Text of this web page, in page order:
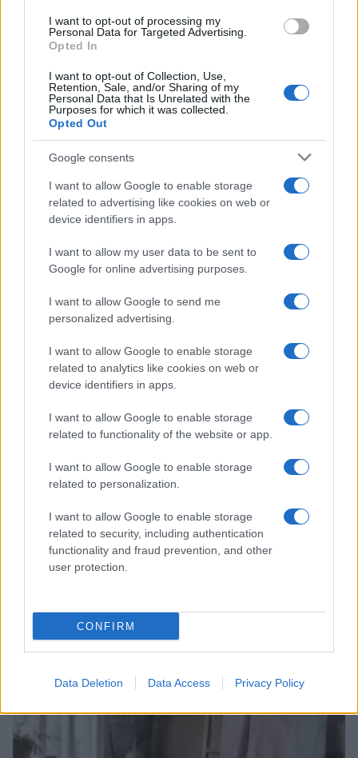
I want to opt-out of processing my
Personal Data for Targeted Advertising.
Opted In
I want to opt-out of Collection, Use,
Retention, Sale, and/or Sharing of my
Personal Data that Is Unrelated with the
Purposes for which it was collected.
Opted Out
Google consents
I want to allow Google to enable storage
related to advertising like cookies on web or
device identifiers in apps.
I want to allow my user data to be sent to
Google for online advertising purposes.
I want to allow Google to send me
personalized advertising.
I want to allow Google to enable storage
related to analytics like cookies on web or
device identifiers in apps.
I want to allow Google to enable storage
related to functionality of the website or app.
I want to allow Google to enable storage
related to personalization.
I want to allow Google to enable storage
related to security, including authentication
functionality and fraud prevention, and other
user protection.
CONFIRM
Data Deletion Data Access Privacy Policy
Continua a leggere
LIFESTYLE
Copenhagen Fashion Week SS27: le novità che stanno
Cristian Castiglioni · 8 Ago 2026
LIFESTYLE
Scopri Rocca San Giovanni, il borgo abruzzese tra
mare e storia
LIFESTYLE